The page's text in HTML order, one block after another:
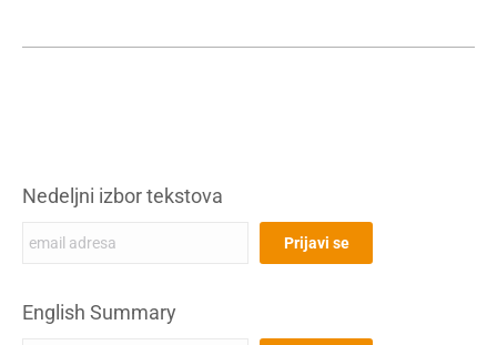
Nedeljni izbor tekstova
English Summary